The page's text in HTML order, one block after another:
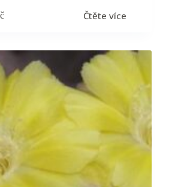
Čtěte více